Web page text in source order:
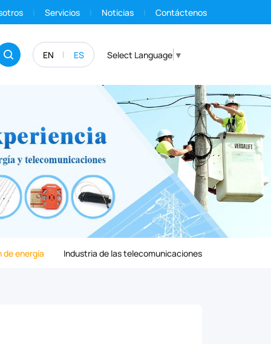
Servicios Noticias Contáctenos
EN ES Select Language ▼
de energía Industria de las telecomunicaciones